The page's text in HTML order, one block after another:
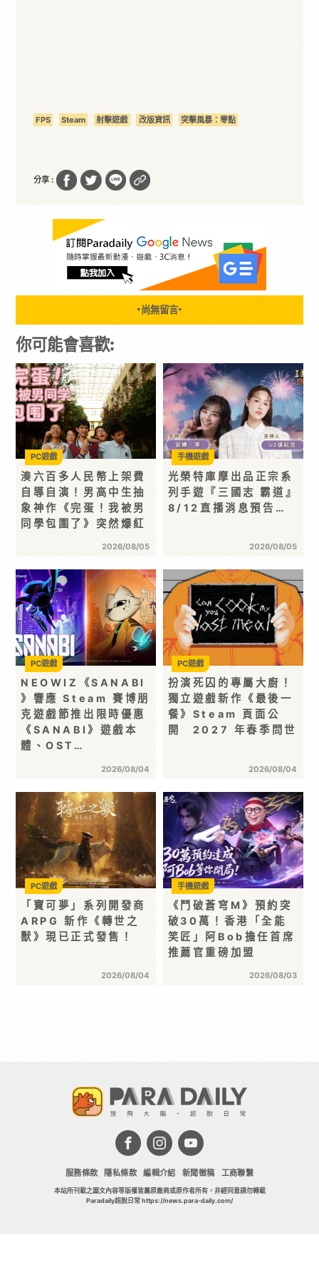
FPS Steam 射擊遊戲 改版資訊 突擊風暴：零點
分享 :
▼ 尚無留言▼
你可能會喜歡:
湊六百多人民幣上架費
自導自演！男高中生抽
象神作《完蛋！我被男
同學包圍了》突然爆紅
2026/08/05
PC遊戲
光榮特庫摩出品正宗系
列手遊『三國志 霸道』
8/12直播消息預告…
2026/08/05
手機遊戲
NEOWIZ《SANABI
》響應 Steam 賽博朋
克遊戲節推出限時優惠
《SANABI》遊戲本
體、OST…
2026/08/04
PC遊戲
扮演死囚的專屬大廚！
獨立遊戲新作《最後一
餐》Steam 頁面公
開 2027 年春季問世
2026/08/04
PC遊戲
「寶可夢」系列開發商
ARPG 新作《轉世之
獸》現已正式發售！
2026/08/04
PC遊戲
《鬥破蒼穹M》預約突
破30萬！香港「全能
笑匠」阿Bob擔任首席
推薦官重磅加盟
2026/08/03
手機遊戲
服務條款 隱私條款 編輯介紹 新聞徵稿 工商聯繫
本站所刊載之圖文內容等版權皆屬原廠商或原作者所有，非經同意請勿轉載
Paradaily超脫日常 https://news.para-daily.com/